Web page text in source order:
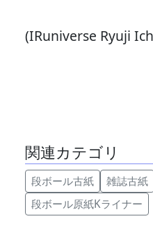
(IRuniverse Ryuji
関連カテゴリ
段ボール古紙 雑誌古紙
段ボール原紙Kライナー